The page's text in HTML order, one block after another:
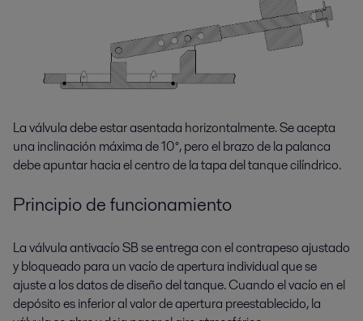
La válvula debe estar asentada horizontalmente. Se acepta
una inclinación máxima de 10°, pero el brazo de la palanca
debe apuntar hacia el centro de la tapa del tanque cilíndrico.
Principio de funcionamiento
La válvula antivacío SB se entrega con el contrapeso ajustado
y bloqueado para un vacío de apertura individual que se
ajuste a los datos de diseño del tanque. Cuando el vacío en el
depósito es inferior al valor de apertura preestablecido, la